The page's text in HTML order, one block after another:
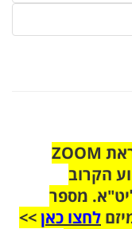
הצטרפו לקבוצת הוואטסאפ לקראת ZOOM
הקרוב
מספר
לחצו כאן>>